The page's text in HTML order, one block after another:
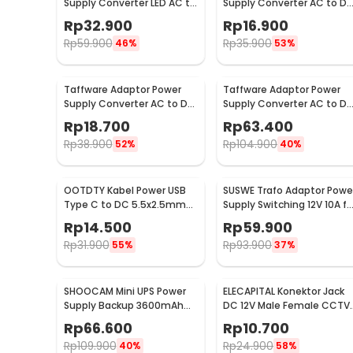
Supply Converter LED AC to
DC 12V 5A 60W - 1250
Rp32.900
Rp59.900 46%
Supply Converter AC to DC
12V 3A LED Strip - DSM-1230
Rp16.900
Rp35.900 53%
Taffware Adaptor Power
Supply Converter AC to DC
24V 1A LED Strip - 2410
Rp18.700
Rp38.900 52%
Taffware Adaptor Power
Supply Converter AC to DC
3V-24V 3A Adjustable -
BSK-602
Rp63.400
Rp104.900 40%
OOTDTY Kabel Power USB
Type C to DC 5.5x2.5mm
97cm 9V - PA12M
Rp14.500
Rp31.900 55%
SUSWE Trafo Adaptor
Supply Switching 12V 10A for
Rp59.900
Rp93.90037%
SHOOCAM Mini UPS Power
Supply Backup 3600mAh
for CCTV Router Alarm -
QX-2318B
Rp66.600
Rp109.900 40%
ELECAPITAL Konektor Jack
DC 12V Male Female CCTV
Rp10.700
Rp24.900 58%